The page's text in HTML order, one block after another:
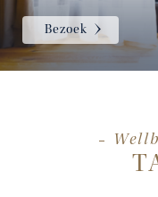
Bezoek